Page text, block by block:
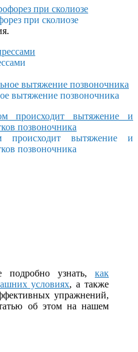
при сколиозе
вытяжение позвоночника
происходит вытяжение и
позвоночника
подробно узнать, как
условиях, а также
упражнений,
об этом на нашем